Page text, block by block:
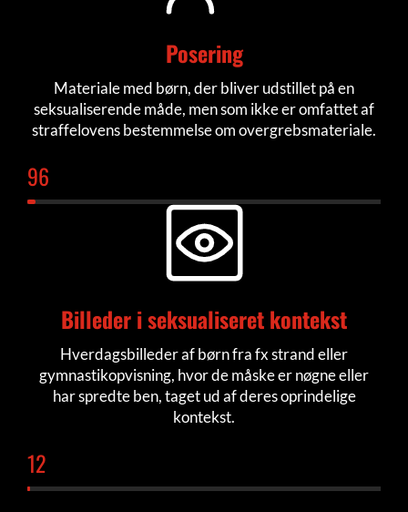
Posering
Materiale med børn, der bliver udstillet på en
seksualiserende måde, men som ikke er omfattet af
straffelovens bestemmelse om overgrebsmateriale.
102
Billeder i seksualiseret kontekst
Hverdagsbilleder af børn fra fx strand eller
gymnastikopvisning, hvor de måske er nøgne eller
har spredte ben, taget ud af deres oprindelige
kontekst.
13